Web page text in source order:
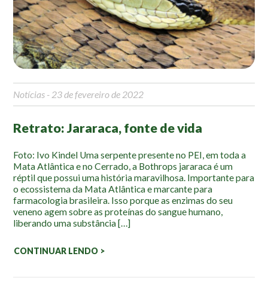
Mapa Ilustrado
Fauna e Flora
Aranhas
Palmeira Juçara
Borboletas
Cambuci
Liquens
Tucano do Bico Verde
Atividades
Educação Ambiental
Roteiro da monitoria
Notícias - 23 de fevereiro de 2022
Retrato: Jararaca, fonte de vida
Foto: Ivo Kindel Uma serpente presente no PEI, em toda a
Mata Atlântica e no Cerrado, a Bothrops jararaca é um
réptil que possui uma história maravilhosa. Importante para
o ecossistema da Mata Atlântica e marcante para
farmacologia brasileira. Isso porque as enzimas do seu
veneno agem sobre as proteínas do sangue humano,
liberando uma substância […]
CONTINUAR LENDO >